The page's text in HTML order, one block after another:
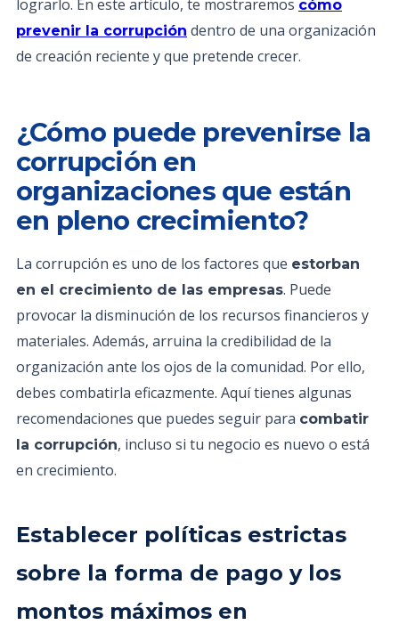
lograrlo. En este artículo, te mostraremos cómo
prevenir la corrupción dentro de una organización
de creación reciente y que pretende crecer.
¿Cómo puede prevenirse la
corrupción en
organizaciones que están
en pleno crecimiento?
La corrupción es uno de los factores que estorban
en el crecimiento de las empresas. Puede
provocar la disminución de los recursos financieros y
materiales. Además, arruina la credibilidad de la
organización ante los ojos de la comunidad. Por ello,
debes combatirla eficazmente. Aquí tienes algunas
recomendaciones que puedes seguir para combatir
la corrupción, incluso si tu negocio es nuevo o está
en crecimiento.
Establecer políticas estrictas
sobre la forma de pago y los
montos máximos en